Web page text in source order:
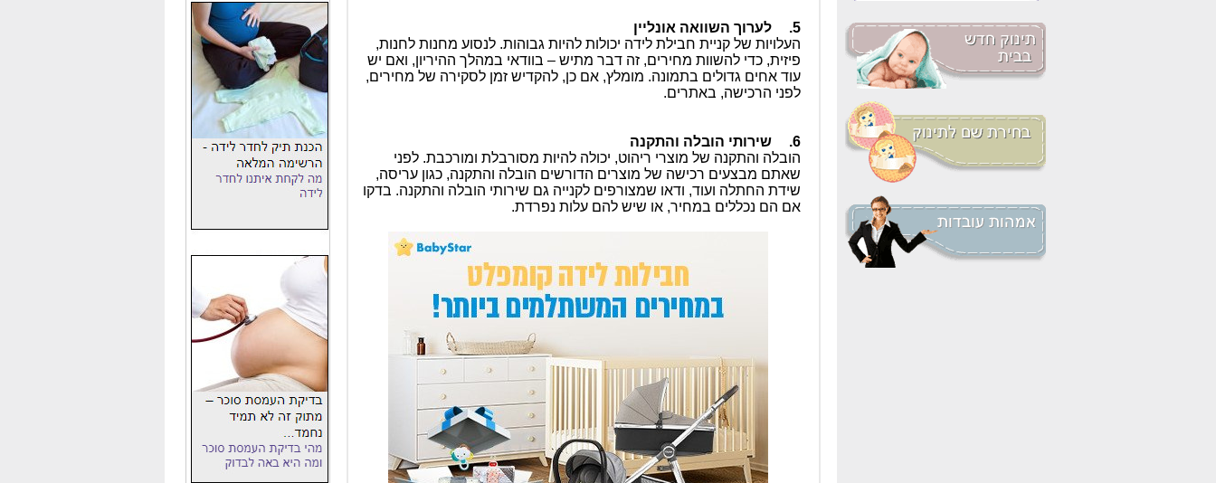
5.
לערוך השוואה אונליין
העלויות של קניית חבילת לידה יכולות להיות גבוהות. לנסוע מחנות לחנות,
פיזית, כדי להשוות מחירים, זה דבר מתיש – בוודאי במהלך ההיריון, ואם יש
עוד אחים גדולים בתמונה. מומלץ, אם כן, להקדיש זמן לסקירה של מחירים,
לפני הרכישה, באתרים.
6.
שירותי הובלה והתקנה
הובלה והתקנה של מוצרי ריהוט, יכולה להיות מסורבלת ומורכבת. לפני
שאתם מבצעים רכישה של מוצרים הדורשים הובלה והתקנה, כגון עריסה,
שידת החתלה ועוד, ודאו שמצורפים לקנייה גם שירותי הובלה והתקנה. בדקו
אם הם נכללים במחיר, או שיש להם עלות נפרדת.